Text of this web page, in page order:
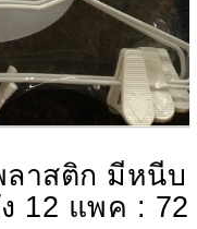
ลาสติก มีหนีบ
12 แพค : 72